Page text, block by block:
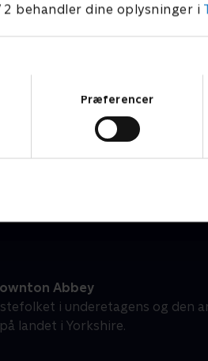
2 behandler dine oplysninger i
Præferencer
Abbey
i underetagens og den
landet i Yorkshire.